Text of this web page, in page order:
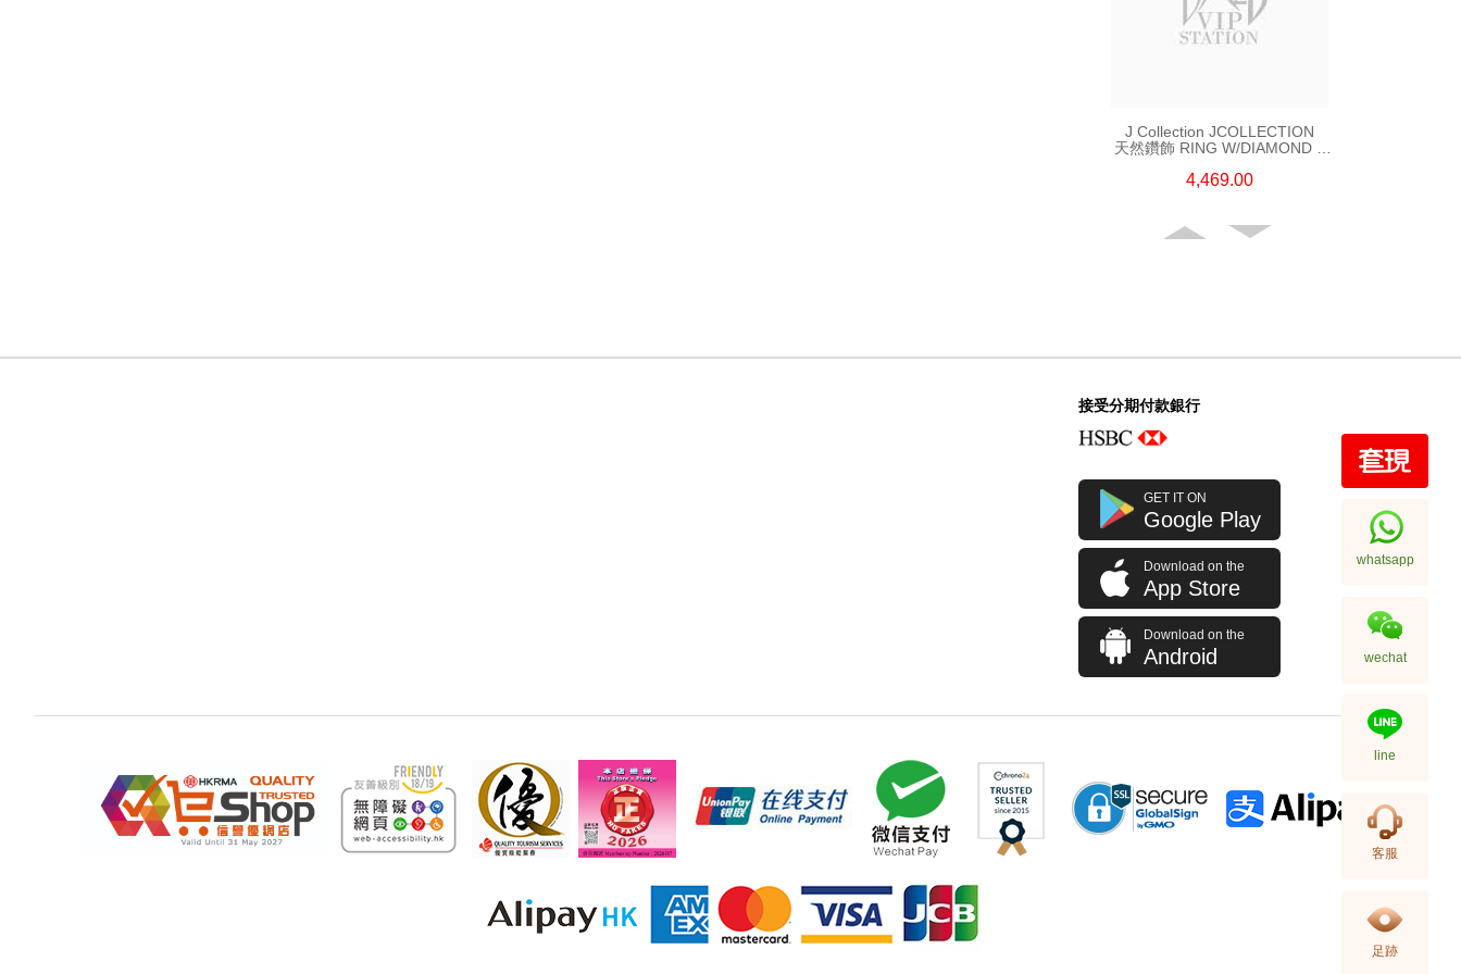
J Collection JCOLLECTION
天然鑽飾 RING W/DIAMOND 5
CT18KR 2.62 GM (EUR 55)
4,469.00
J Collection JCOLLECTION
天然鑽飾 RING W/DIAMOND 70
RDDI 0.63 CT18KW 4.45 GM
(CZ)
7,114.00
接受分期付款銀行
GET IT ON
Google Play
Download on the
App Store
Download on the
Android
whatsapp
wechat
line
客服
足跡